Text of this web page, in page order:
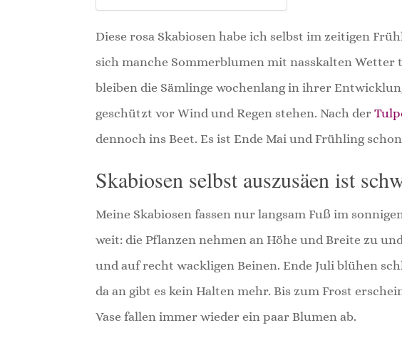
Diese rosa Skabiosen habe ich selbst im zeitigen
sich manche Sommerblumen mit nasskalten Wetter
bleiben die Sämlinge wochenlang in ihrer
geschützt vor Wind und Regen stehen. Nach der
dennoch ins Beet. Es ist Ende Mai und Frühling
Skabiosen selbst auszusäen ist
Meine Skabiosen fassen nur langsam Fuß im
weit: die Pflanzen nehmen an Höhe und Breite zu
und auf recht wackligen Beinen. Ende Juli blühen
da an gibt es kein Halten mehr. Bis zum Frost
Vase fallen immer wieder ein paar Blumen ab.